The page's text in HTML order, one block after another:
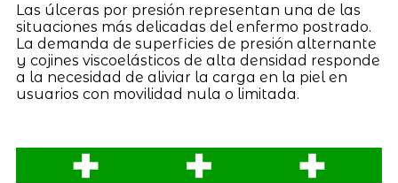
Las úlceras por presión representan una de las
situaciones más delicadas del enfermo postrado.
La demanda de superficies de presión alternante
y cojines viscoelásticos de alta densidad responde
a la necesidad de aliviar la carga en la piel en
usuarios con movilidad nula o limitada.